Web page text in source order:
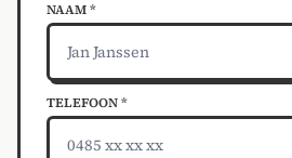
NAAM *
TELEFOON *